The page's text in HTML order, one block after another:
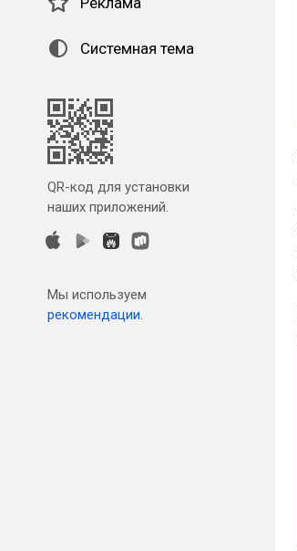
Системная тема
QR-код для установки
наших приложений.
Мы используем
рекомендации.